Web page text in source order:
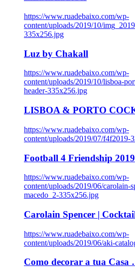
https://www.ruadebaixo.com/wp-
content/uploads/2019/10/
335x256.jpg
Luz by Chakall
https://www.ruadebaixo.com/wp-
content/uploads/2019/10/lisboa-
header-335x256.jpg
LISBOA & PORTO
https://www.ruadebaixo.com/wp-
content/uploads/2019/07/f4f2019-
Football 4 Friendship 2019
https://www.ruadebaixo.com/wp-
content/uploads/2019/06/carolain-
macedo_2-335x256.jpg
Carolain Spencer |
https://www.ruadebaixo.com/wp-
content/uploads/2019/06/aki-
Como decorar a tua Casa